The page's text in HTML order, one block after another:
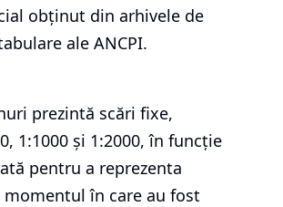
obținut din arhivele de
ale ANCPI.
prezintă scări fixe,
1:1000 și 1:2000, în funcție
pentru a reprezenta
în care au fost